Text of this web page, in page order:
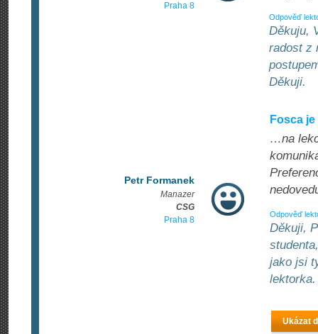
Praha 8
Odpověď
Děkuju,
radost z
Děkuji.
Petr Formanek
Manazer
CSG
Praha 8
Fosca
…na
Odpověď
Děkuji,
jako jsi
lektorka.
Ukázat